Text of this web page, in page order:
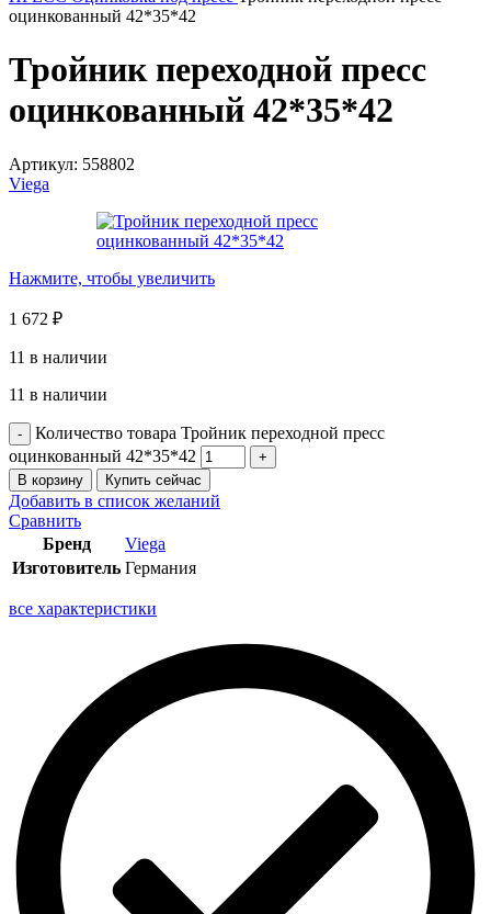
оцинкованный 42*35*42
Тройник переходной пресс
оцинкованный 42*35*42
Артикул: 558802
Viega
Нажмите, чтобы увеличить
1 672 ₽
11 в наличии
11 в наличии
Количество товара Тройник переходной пресс
оцинкованный 42*35*42
В корзину Купить сейчас
Добавить в список желаний
Сравнить
Бренд
Viega
Изготовитель Германия
все характеристики